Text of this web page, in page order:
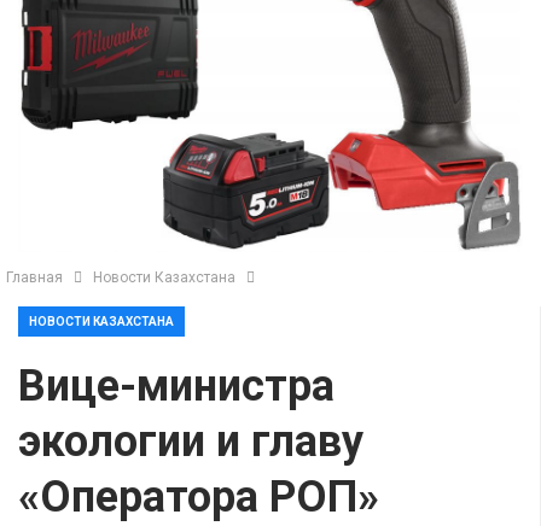
Главная Новости Казахстана
НОВОСТИ КАЗАХСТАНА
Вице-министра
экологии и главу
«Оператора РОП»